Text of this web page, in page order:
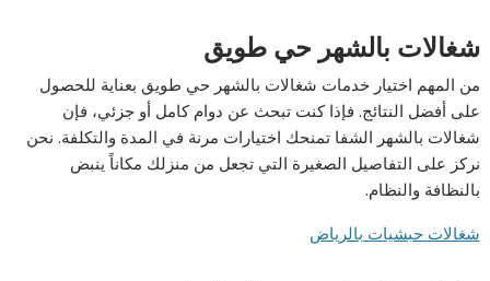
شغالات بالشهر حي طويق
من المهم اختيار خدمات شغالات بالشهر حي طويق بعناية للحصول
على أفضل النتائج. فإذا كنت تبحث عن دوام كامل أو جزئي، فإن
شغالات بالشهر الشفا تمنحك اختيارات مرنة في المدة والتكلفة. نحن
نركز على التفاصيل الصغيرة التي تجعل من منزلك مكاناً ينبض
بالنظافة والنظام.
شغالات حبشيات بالرياض